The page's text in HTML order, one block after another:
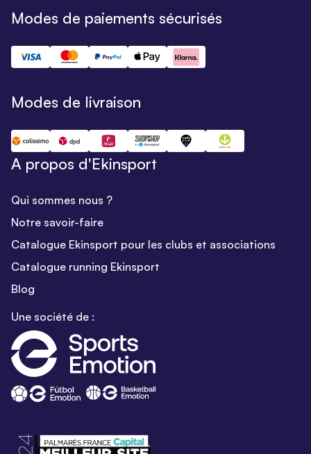
Modes de paiements sécurisés
Modes de livraison
A propos d'Ekinsport
Qui sommes nous ?
Notre savoir-faire
Catalogue Ekinsport pour les clubs et associations
Catalogue running Ekinsport
Blog
Une société de :